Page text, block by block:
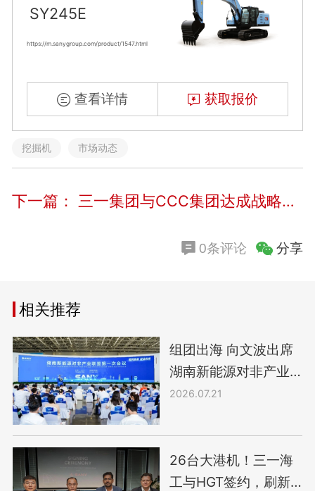
SY245E
https://m.sanygroup.com/product/1547.html
查看详情 获取报价
挖掘机 市场动态
下一篇： 三一集团与CCC集团达成战略合作
0条评论 分享
相关推荐
组团出海 向文波出席
湖南新能源对非产业
联盟第一次会议
2026.07.21
26台大港机！三一海
工与HGT签约，刷新